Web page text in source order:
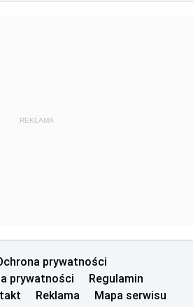
REKLAMA
prywatności
prywatności
Regulamin
Reklama Mapa serwisu